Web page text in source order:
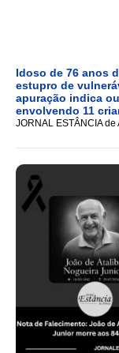
Idoso de 76 anos
estupro de
apuração indica
envolvendo 11
JORNAL ESTÂNCIA de